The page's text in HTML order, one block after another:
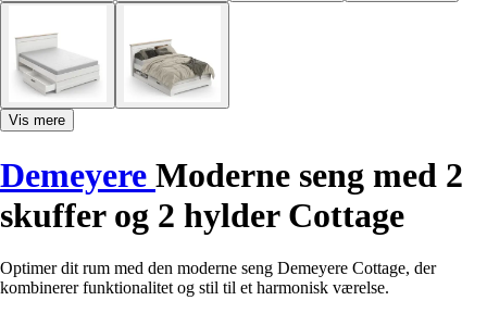
Vis mere
Demeyere Moderne seng med 2
skuffer og 2 hylder Cottage
Optimer dit rum med den moderne seng Demeyere Cottage, der
kombinerer funktionalitet og stil til et harmonisk værelse.